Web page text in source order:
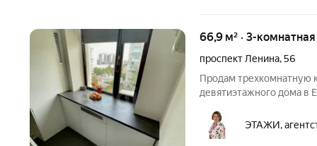
66,9 м² · 3-
проспект Ленина,56
Пpодам трехкомнатную
девятиэтажного дома в
ремонт, с
производителей. После
ЭТАЖИ,